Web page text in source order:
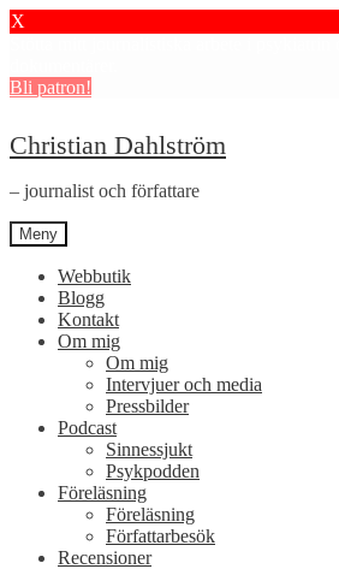
X
Bli patron!
Hoppa
till
navigering
Hoppa
till
innehåll
Christian Dahlström
– journalist och författare
Meny
Webbutik
Blogg
Kontakt
Om mig
Om mig
Intervjuer och media
Pressbilder
Podcast
Sinnessjukt
Psykpodden
Föreläsning
Föreläsning
Författarbesök
Recensioner